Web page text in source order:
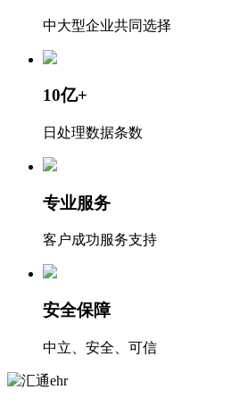
中大型企业共同选择
10亿+
日处理数据条数
专业服务
客户成功服务支持
安全保障
中立、安全、可信